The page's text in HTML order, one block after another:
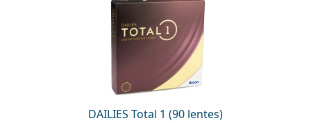
DAILIES Total 1 (90 lentes)